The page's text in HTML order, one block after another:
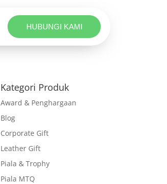
HUBUNGI KAMI
Kategori Produk
Award & Penghargaan
Blog
Corporate Gift
Leather Gift
Piala & Trophy
Piala MTQ